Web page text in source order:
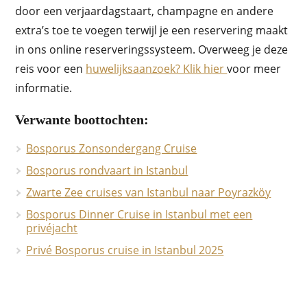
door een verjaardagstaart, champagne en andere
extra’s toe te voegen terwijl je een reservering maakt
in ons online reserveringssysteem. Overweeg je deze
reis voor een huwelijksaanzoek? Klik hiervoor meer
informatie.
Verwante boottochten:
Bosporus Zonsondergang Cruise
Bosporus rondvaart in Istanbul
Zwarte Zee cruises van Istanbul naar Poyrazköy
Bosporus Dinner Cruise in Istanbul met een
privéjacht
Privé Bosporus cruise in Istanbul 2025